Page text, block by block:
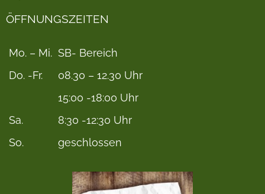
ÖFFNUNGSZEITEN
Mo. – Mi. SB- Bereich
Do. -Fr.
08.30 – 12.30 Uhr
15:00 -18:00 Uhr
Sa.
8:30 -12:30 Uhr
So.
geschlossen